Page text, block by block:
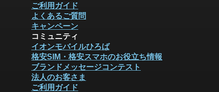
ご利用ガイド
よくあるご質問
キャンペーン
コミュニティ
イオンモバイルひろば
格安SIM・格安スマホのお役立ち情報
ブランドメッセージコンテスト
法人のお客さま
ご利用ガイド